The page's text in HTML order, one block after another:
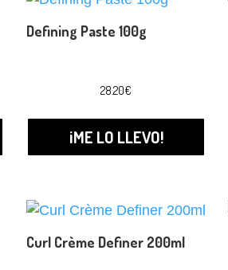
últimosDefining Paste 100g
28.20€
¡ME LO LLEVO!
Curl Crème Definer 200ml